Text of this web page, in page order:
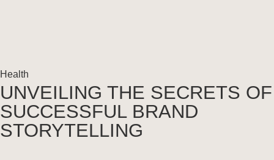
Health
UNVEILING THE SECRETS OF
SUCCESSFUL BRAND
STORYTELLING